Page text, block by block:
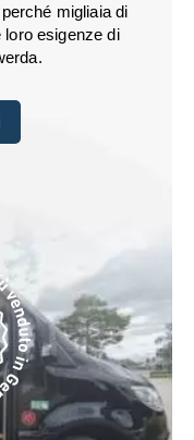
migliaia di
loro esigenze di